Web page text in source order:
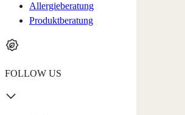
Allergieberatung
Produktberatung
FOLLOW US